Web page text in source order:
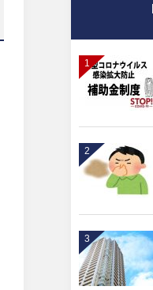
1
2
3